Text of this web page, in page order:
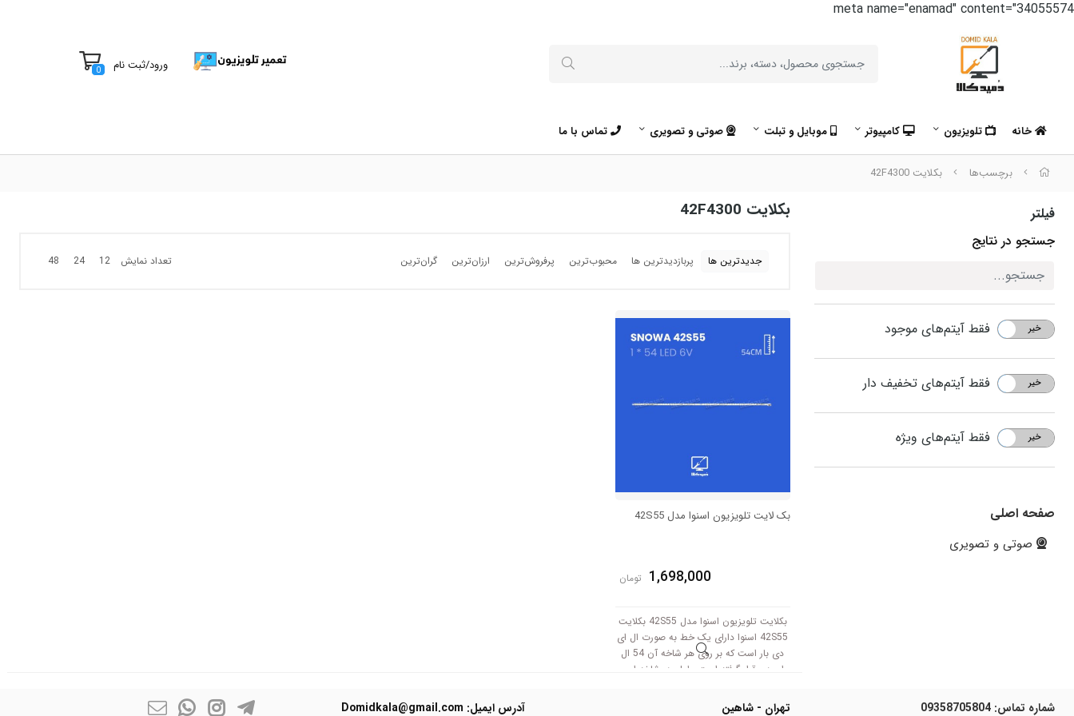
meta name="enamad" content="34055574
ورود/ثبت نام 0
خانه تلویزیون کامپیوتر موبایل و تبلت صوتی و تصویری تماس با ما
برچسب‌ها بکلایت 42F4300
فیلتر
جستجو در نتایج
بله خیر فقط آیتم‌های موجود
بله خیر فقط آیتم‌های تخفیف دار
بله خیر فقط آیتم‌های ویژه
صفحه اصلی
صوتی و تصویری
بکلایت 42F4300
جدیدترین ها پربازدیدترین ها محبوب‌‌ترین پرفروش‌ترین ارزان‌ترین گران‌ترین تعداد نمایش 12
24
48
بک لایت تلویزیون اسنوا مدل 42S55
1,698,000 تومان
بکلایت تلویزیون اسنوا مدل 42S55 بکلایت
42S55 اسنوا دارای یک خط به صورت ال ای
دی بار است که بر روی هر شاخه آن 54 ال
ای دی قرار گرفته است. طول هر شاخه این
شماره تماس: 09358705804 تهران - شاهین آدرس ایمیل: Domidkala@gmail.com